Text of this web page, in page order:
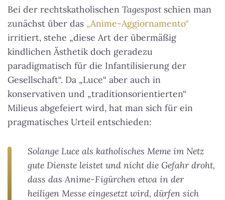
Bei der rechtskatholischen Tagespostschien man
zunächst über das „Anime-Aggiornamento“
irritiert, stehe „diese Art der übermäßig
kindlichen Ästhetik doch geradezu
paradigmatisch für die Infantilisierung der
Gesellschaft“. Da „Luce“ aber auch in
konservativen und „traditionsorientierten“
Milieus abgefeiert wird, hat man sich für ein
pragmatisches Urteil entschieden:
Solange Luce als katholisches Meme im Netz
gute Dienste leistet und nicht die Gefahr droht,
dass das Anime-Figürchen etwa in der
heiligen Messe eingesetzt wird, dürfen sich